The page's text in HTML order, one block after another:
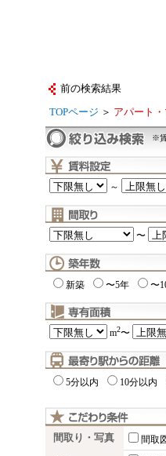
前の検索結果
TOPページ ＞ アパート
※
～
〜
新築 〜5年 〜
m2〜
5分以内 10分以内
間取り・写真 間取